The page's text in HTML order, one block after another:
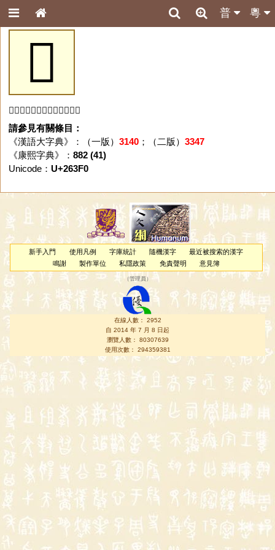
粵
普
𦏰
「𦏰」字未收錄於本資料庫。
請參見有關條目：
《漢語大字典》：（一版） 3140；（二版） 3347
《康熙字典》： 882 (41)
Unicode： U+263F0
新手入門 使用凡例 字庫統計 隨機漢字
最近被搜索的漢字
鳴謝
製作單位 私隱政策 免責聲明 意見簿
（管理員 ）
在線人數： 2952
自 2014 年 7 月 8 日起
瀏覽人數： 80307639
使用次數： 294359381